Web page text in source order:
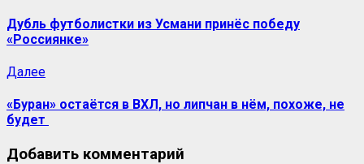
Дубль футболистки из Усмани принёс победу
«Россиянке»
Далее
«Буран» остаётся в ВХЛ, но липчан в нём, похоже, не
будет
Добавить комментарий